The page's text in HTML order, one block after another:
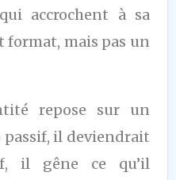
accrochent à sa
format, mais pas un
repose sur un
il deviendrait
il gêne ce qu’il